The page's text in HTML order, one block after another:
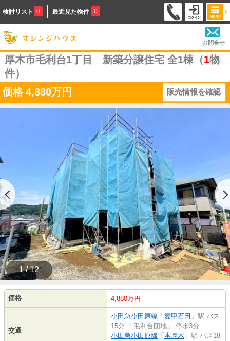
検討リスト 0 最近見た物件 0
お問合せ
厚木市毛利台1丁目 新築分譲住宅 全1棟（1物
件）
価格 4,880万円 販売情報を確認
1 / 12
価格 4,880万円
交通
小田急小田原線 「 愛甲石田 」駅 バス
15分 「毛利台団地」 停歩3分
小田急小田原線 「 本厚木 」駅 バス18